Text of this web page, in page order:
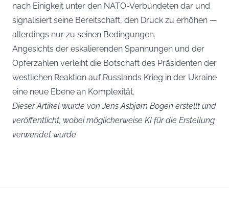
nach Einigkeit unter den NATO-Verbündeten dar und
signalisiert seine Bereitschaft, den Druck zu erhöhen —
allerdings nur zu seinen Bedingungen.
Angesichts der eskalierenden Spannungen und der
Opferzahlen verleiht die Botschaft des Präsidenten der
westlichen Reaktion auf Russlands Krieg in der Ukraine
eine neue Ebene an Komplexität.
Dieser Artikel wurde von Jens Asbjørn Bogen erstellt und
veröffentlicht, wobei möglicherweise KI für die Erstellung
verwendet wurde